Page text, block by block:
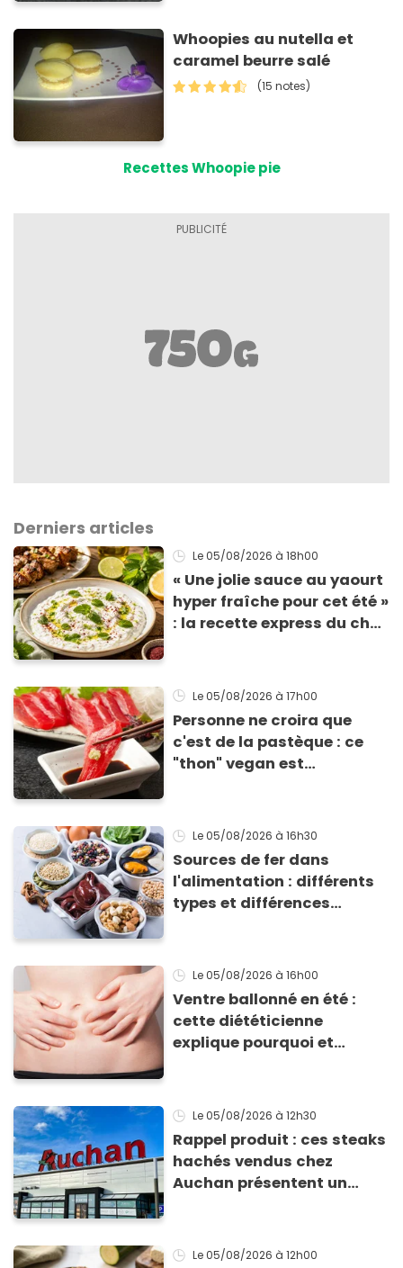
Whoopies au nutella et
caramel beurre salé
(15 notes)
Recettes Whoopie pie
Derniers articles
Le 05/08/2026 à 18h00
« Une jolie sauce au yaourt
hyper fraîche pour cet été »
: la recette express du chef
grillades
Le 05/08/2026 à 17h00
Personne ne croira que
c'est de la pastèque : ce
"thon" vegan est
Le 05/08/2026 à 16h30
Sources de fer dans
l'alimentation : différents
types et différences
Le 05/08/2026 à 16h00
Ventre ballonné en été :
cette diététicienne
explique pourquoi et
Le 05/08/2026 à 12h30
Rappel produit : ces steaks
hachés vendus chez
Auchan présentent un
Le 05/08/2026 à 12h00